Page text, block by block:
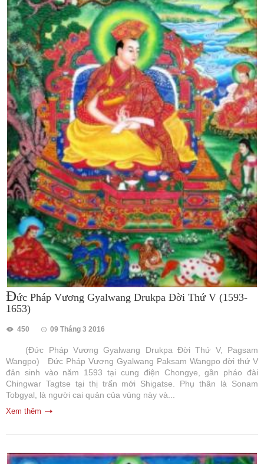
Đức Pháp Vương Gyalwang Drukpa Đời Thứ V (1593-
1653)
450 09 Tháng 3 2016
(Đức Pháp Vương Gyalwang Drukpa Đời Thứ V, Pagsam
Wangpo) Đức Pháp Vương Gyalwang Paksam Wangpo đời thứ V
đản sinh vào năm 1593 tại cung điện Chongye, gần pháo đài
Chingwar Tagtse tại thị trấn mới Shigatse. Phụ thân là Sonam
Tobgyal, là người cai quản của vùng này và...
Xem thêm